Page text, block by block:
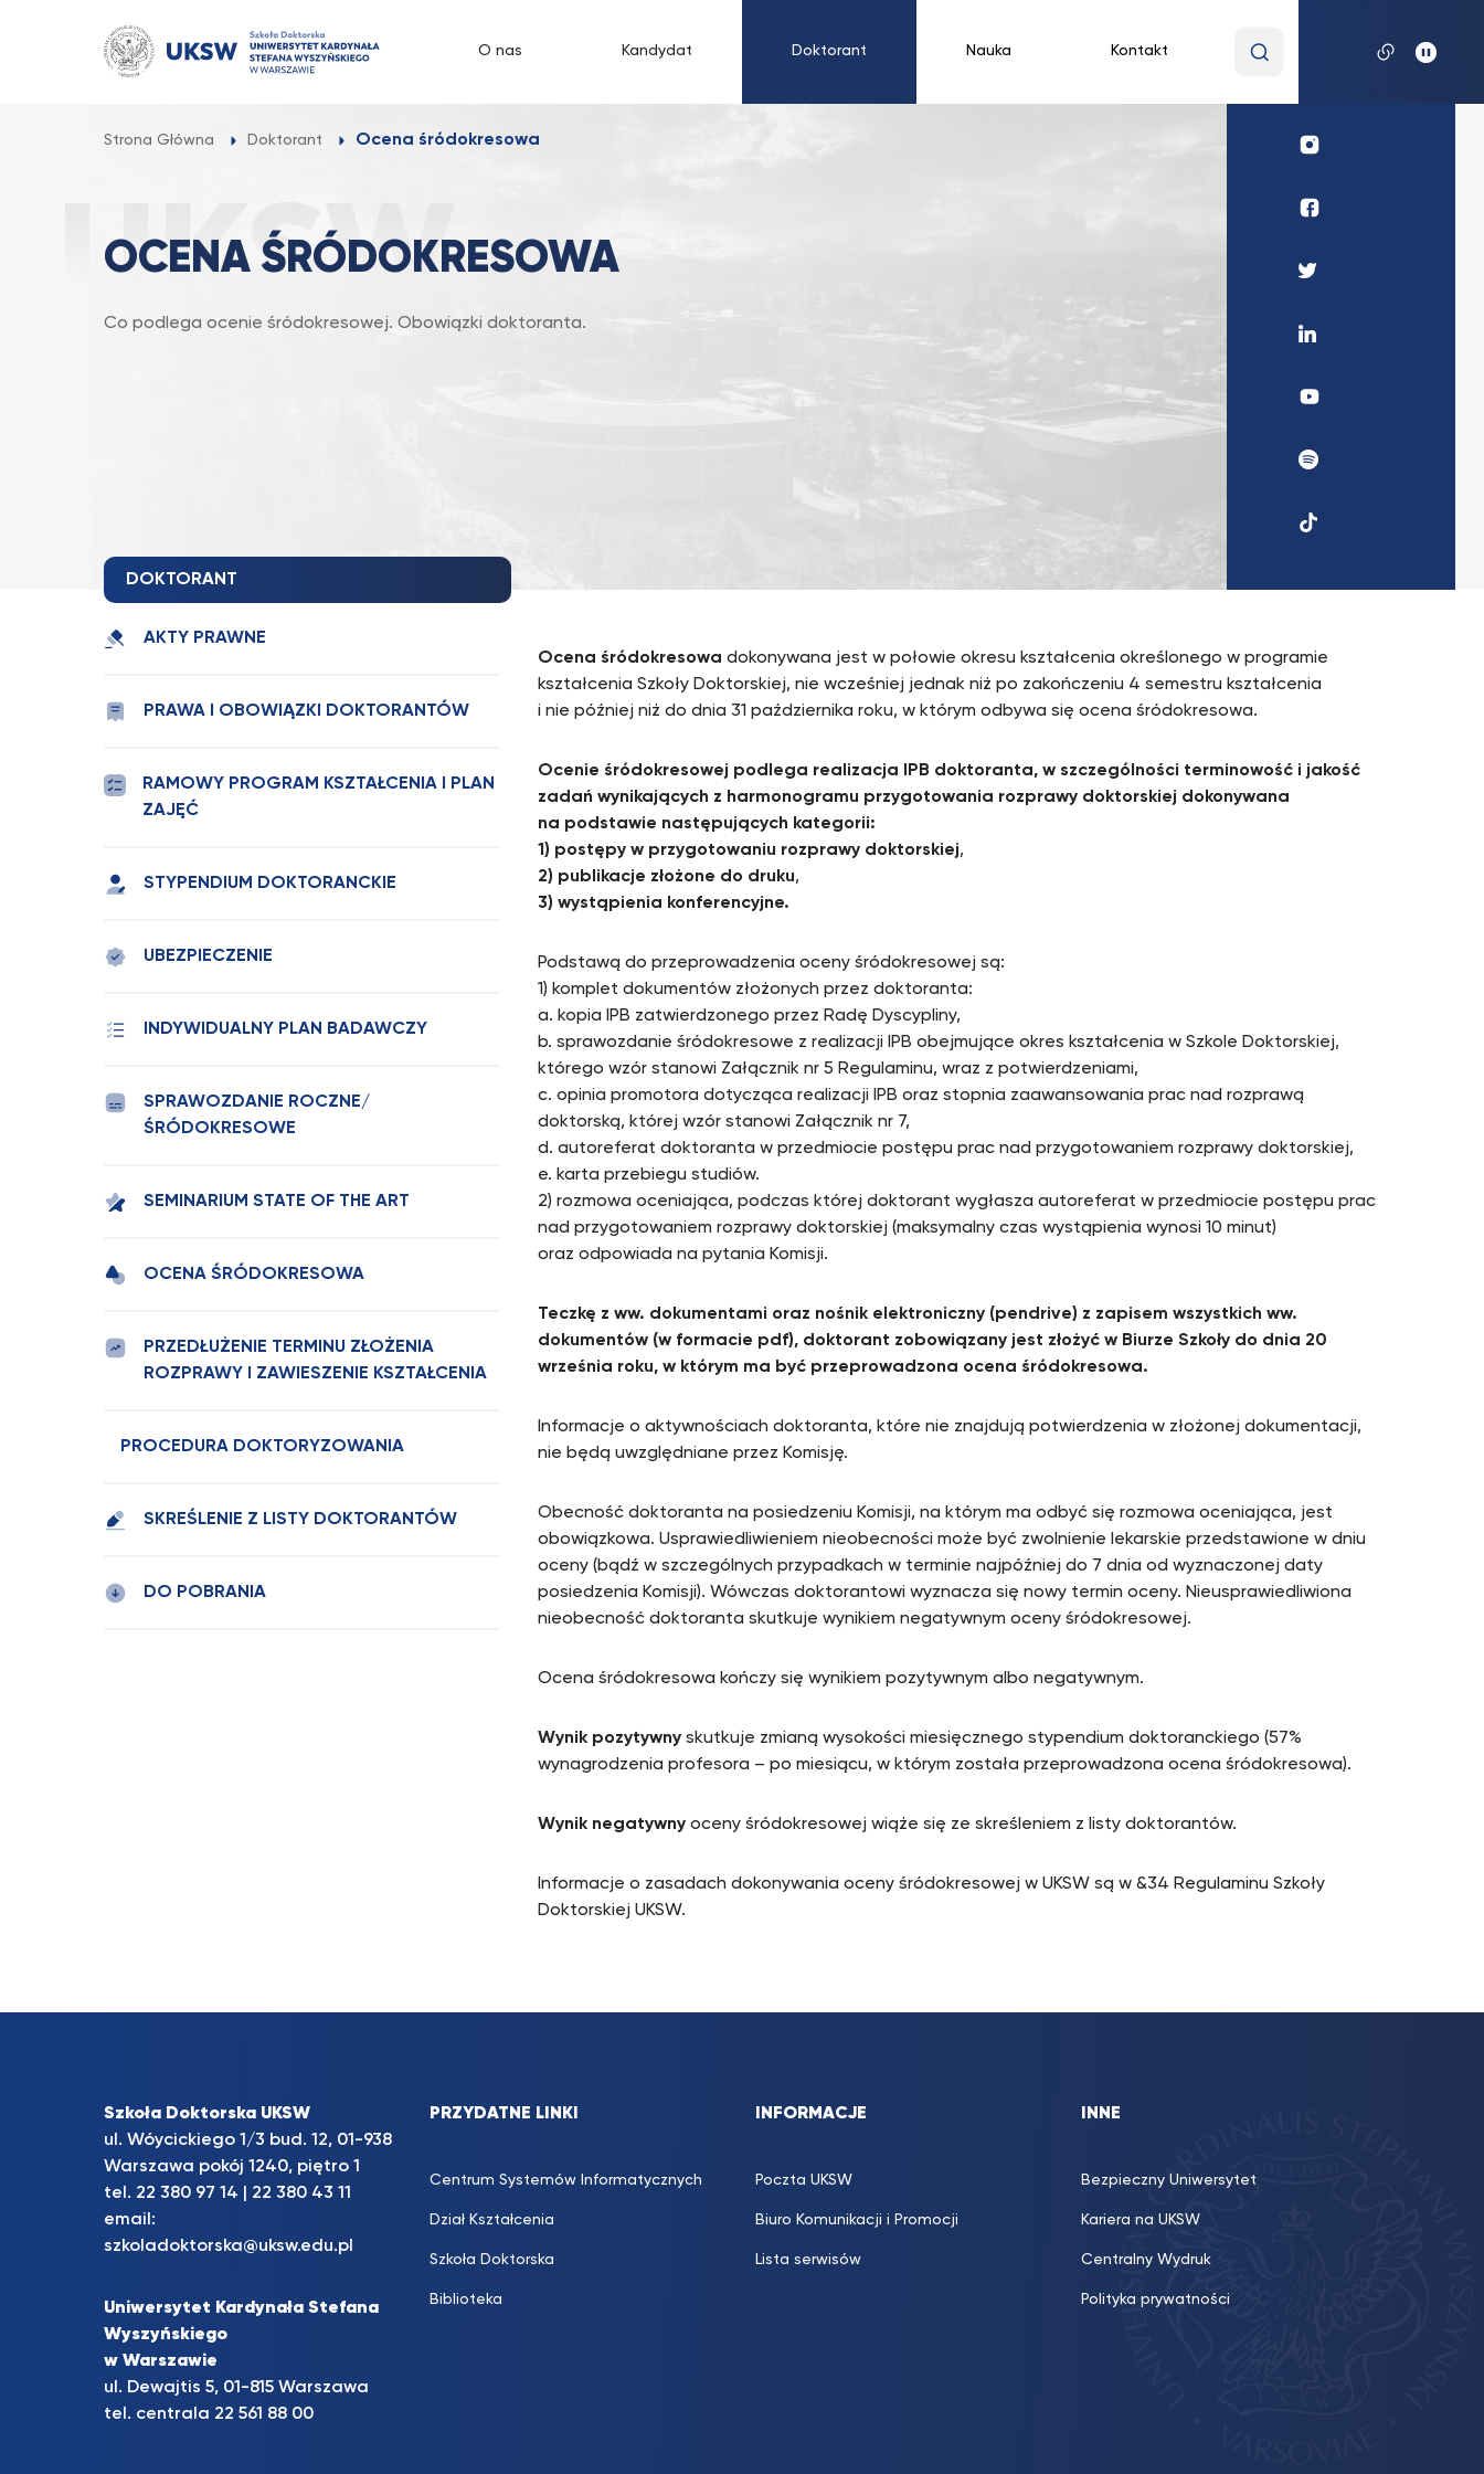
O nas Kandydat Doktorant Nauka Kontakt
wyszukiwaną
Strona Główna Doktorant Ocena śródokresowa
OCENA ŚRÓDOKRESOWA
Co podlega ocenie śródokresowej. Obowiązki doktoranta.
Profil
Profil
Profil
Profil
Linkedin
UKSW
UKSW
UKSW
DOKTORANT
AKTY PRAWNE
PRAWA I OBOWIĄZKI DOKTORANTÓW
RAMOWY PROGRAM KSZTAŁCENIA I PLAN
ZAJĘĆ
STYPENDIUM DOKTORANCKIE
UBEZPIECZENIE
INDYWIDUALNY PLAN BADAWCZY
SPRAWOZDANIE ROCZNE/
ŚRÓDOKRESOWE
SEMINARIUM STATE OF THE ART
OCENA ŚRÓDOKRESOWA
PRZEDŁUŻENIE TERMINU ZŁOŻENIA
ROZPRAWY I ZAWIESZENIE KSZTAŁCENIA
PROCEDURA DOKTORYZOWANIA
SKREŚLENIE Z LISTY DOKTORANTÓW
DO POBRANIA
Ocena śródokresowa dokonywana jest w połowie okresu kształcenia określonego w programie
kształcenia Szkoły Doktorskiej, nie wcześniej jednak niż po zakończeniu 4 semestru kształcenia
i nie później niż do dnia 31 października roku, w którym odbywa się ocena śródokresowa.
Ocenie śródokresowej podlega realizacja IPB doktoranta, w szczególności terminowość i jakość
zadań wynikających z harmonogramu przygotowania rozprawy doktorskiej dokonywana
na podstawie następujących kategorii:
1) postępy w przygotowaniu rozprawy doktorskiej,
2) publikacje złożone do druku,
3) wystąpienia konferencyjne.
Podstawą do przeprowadzenia oceny śródokresowej są:
1) komplet dokumentów złożonych przez doktoranta:
a. kopia IPB zatwierdzonego przez Radę Dyscypliny,
b. sprawozdanie śródokresowe z realizacji IPB obejmujące okres kształcenia w Szkole Doktorskiej,
którego wzór stanowi Załącznik nr 5 Regulaminu, wraz z potwierdzeniami,
c. opinia promotora dotycząca realizacji IPB oraz stopnia zaawansowania prac nad rozprawą
doktorską, której wzór stanowi Załącznik nr 7,
d. autoreferat doktoranta w przedmiocie postępu prac nad przygotowaniem rozprawy doktorskiej,
e. karta przebiegu studiów.
2) rozmowa oceniająca, podczas której doktorant wygłasza autoreferat w przedmiocie postępu prac
nad przygotowaniem rozprawy doktorskiej (maksymalny czas wystąpienia wynosi 10 minut)
oraz odpowiada na pytania Komisji.
Teczkę z ww. dokumentami oraz nośnik elektroniczny (pendrive) z zapisem wszystkich ww.
dokumentów (w formacie pdf), doktorant zobowiązany jest złożyć w Biurze Szkoły do dnia 20
września roku, w którym ma być przeprowadzona ocena śródokresowa.
Informacje o aktywnościach doktoranta, które nie znajdują potwierdzenia w złożonej dokumentacji,
nie będą uwzględniane przez Komisję.
Obecność doktoranta na posiedzeniu Komisji, na którym ma odbyć się rozmowa oceniająca, jest
obowiązkowa. Usprawiedliwieniem nieobecności może być zwolnienie lekarskie przedstawione w dniu
oceny (bądź w szczególnych przypadkach w terminie najpóźniej do 7 dnia od wyznaczonej daty
posiedzenia Komisji). Wówczas doktorantowi wyznacza się nowy termin oceny. Nieusprawiedliwiona
nieobecność doktoranta skutkuje wynikiem negatywnym oceny śródokresowej.
Ocena śródokresowa kończy się wynikiem pozytywnym albo negatywnym.
Wynik pozytywny skutkuje zmianą wysokości miesięcznego stypendium doktoranckiego (57%
wynagrodzenia profesora – po miesiącu, w którym została przeprowadzona ocena śródokresowa).
Wynik negatywny oceny śródokresowej wiąże się ze skreśleniem z listy doktorantów.
Informacje o zasadach dokonywania oceny śródokresowej w UKSW są w &34 Regulaminu Szkoły
Doktorskiej UKSW.
Szkoła Doktorska UKSW
ul. Wóycickiego 1/3 bud. 12, 01-938
Warszawa pokój 1240, piętro 1
tel. 22 380 97 14
22 380 43 11
email:
szkoladoktorska@uksw.edu.pl
Uniwersytet Kardynała Stefana
Wyszyńskiego
w Warszawie
ul. Dewajtis 5, 01-815 Warszawa
tel. centrala 22 561 88 00
PRZYDATNE LINKI
Centrum Systemów Informatycznych
Dział Kształcenia
Szkoła Doktorska
Biblioteka
INFORMACJE
Poczta UKSW
Biuro Komunikacji i Promocji
Lista serwisów
INNE
Bezpieczny Uniwersytet
Kariera na UKSW
Centralny Wydruk
Polityka prywatności